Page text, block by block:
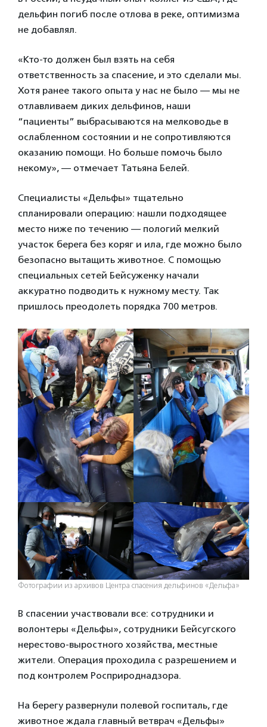
дельфин погиб после отлова в реке, оптимизма
не добавлял.
«Кто-то должен был взять на себя
ответственность за спасение, и это сделали мы.
Хотя ранее такого опыта у нас не было — мы не
отлавливаем диких дельфинов, наши
“пациенты” выбрасываются на мелководье в
ослабленном состоянии и не сопротивляются
оказанию помощи. Но больше помочь было
некому», — отмечает Татьяна Белей.
Специалисты «Дельфы» тщательно
спланировали операцию: нашли подходящее
место ниже по течению — пологий мелкий
участок берега без коряг и ила, где можно было
безопасно вытащить животное. С помощью
специальных сетей Бейсуженку начали
аккуратно подводить к нужному месту. Так
пришлось преодолеть порядка 700 метров.
Фотографии из архивов Центра спасения дельфинов «Дельфа»
В спасении участвовали все: сотрудники и
волонтеры «Дельфы», сотрудники Бейсугского
нерестово-выростного хозяйства, местные
жители. Операция проходила с разрешением и
под контролем Росприроднадзора.
На берегу развернули полевой госпиталь, где
животное ждала главный ветврач «Дельфы»